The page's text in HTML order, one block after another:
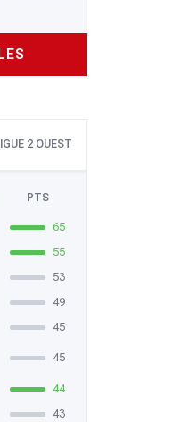
2 OUEST
PTS
65
55
53
49
45
45
44
43